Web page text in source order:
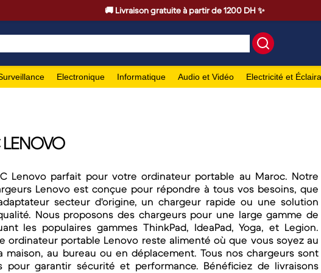
🚚 Livraison gratuite à partir de 1200 DH ✨
Electronique Informatique Audio et Vidéo Electricité et
Lenovo parfait pour votre ordinateur portable au Maroc. Notre
Lenovo est conçue pour répondre à tous vos besoins, que
secteur d'origine, un chargeur rapide ou une solution
Nous proposons des chargeurs pour une large gamme de
les populaires gammes ThinkPad, IdeaPad, Yoga, et Legion.
ordinateur portable Lenovo reste alimenté où que vous soyez au
maison, au bureau ou en déplacement. Tous nos chargeurs sont
pour garantir sécurité et performance. Bénéficiez de livraisons